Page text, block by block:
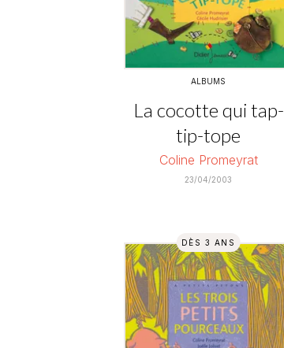
ALBUMS
La cocotte qui tap-
tip-tope
Coline Promeyrat
23/04/2003
DÈS 3 ANS